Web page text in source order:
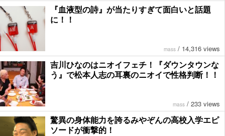
『血液型の詩』が当たりすぎて面白いと話題
に！！
mass / 14,316 views
吉川ひなのはニオイフェチ！『ダウンタウンな
う』で松本人志の耳裏のニオイで性格判断！！
mass / 233 views
驚異の身体能力を誇るみやぞんの高校入学エピ
ソードが衝撃的！